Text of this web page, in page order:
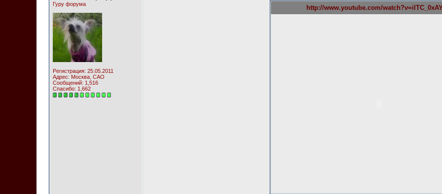
Гуру форума
Регистрация: 25.05.2011
Адрес: Москва, САО
Сообщений: 1,516
Спасибо: 1,662
http://www.youtube.com/